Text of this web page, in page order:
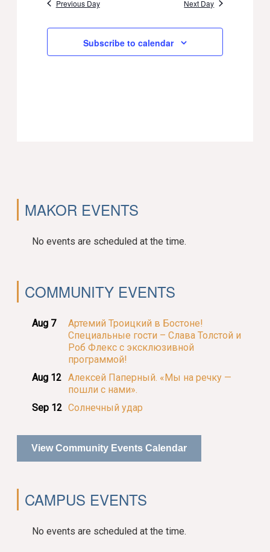
Previous Day Next Day
Subscribe to calendar
MAKOR EVENTS
No events are scheduled at the time.
COMMUNITY EVENTS
Aug 7
Артемий Троицкий в Бостоне!
Специальные гости – Слава Толстой и
Роб Флекс с эксклюзивной
программой!
Aug 12 Алексей Паперный. «Мы на речку —
пошли с нами».
Sep 12 Солнечный удар
View Community Events Calendar
CAMPUS EVENTS
No events are scheduled at the time.